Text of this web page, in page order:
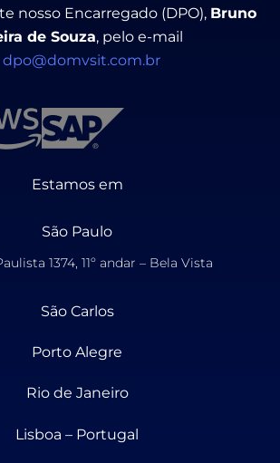
nosso Encarregado (DPO), Bruno
de Souza, pelo e-mail
dpo@domvsit.com.br
Estamos em
São Paulo
1374, 11º andar – Bela Vista
São Carlos
Porto Alegre
Rio de Janeiro
Lisboa – Portugal